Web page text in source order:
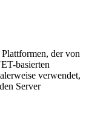
der von
basierten
verwendet,
Server